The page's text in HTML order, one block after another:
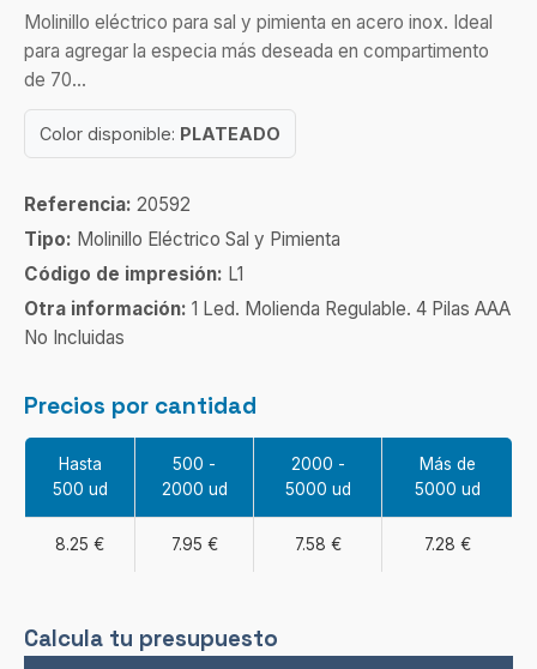
Molinillo eléctrico para sal y pimienta en acero inox. Ideal
para agregar la especia más deseada en compartimento
de 70...
Color disponible: PLATEADO
Referencia: 20592
Tipo: Molinillo Eléctrico Sal y Pimienta
Código de impresión: L1
Otra información: 1 Led. Molienda Regulable. 4 Pilas AAA
No Incluidas
Precios por cantidad
Hasta
500 ud
500 -
2000 ud
2000 -
5000 ud
Más de
5000 ud
8.25 € 7.95 € 7.58 € 7.28 €
Calcula tu presupuesto